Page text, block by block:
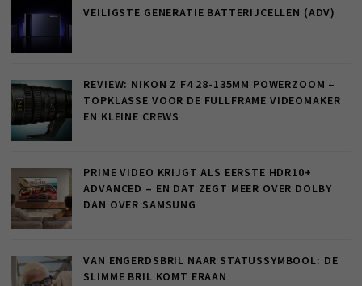
VEILIGSTE GENERATIE BATTERIJCELLEN (ADV)
REVIEW: NIKON Z F4 28-135MM POWERZOOM –
TOPKLASSE VOOR DE FULLFRAME VIDEOMAKER
EN KLEINE CREWS
PRIME VIDEO KRIJGT ALS EERSTE HDR10+
ADVANCED – EN DAT ZEGT MEER OVER DOLBY
DAN OVER SAMSUNG
VAN ENGERDSBRIL NAAR STATUSSYMBOOL: DE
SLIMME BRIL KOMT ERAAN